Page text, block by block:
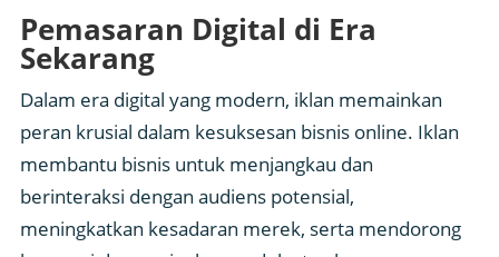
Pemasaran Digital di Era
Sekarang
Dalam era digital yang modern, iklan memainkan
peran krusial dalam kesuksesan bisnis online. Iklan
membantu bisnis untuk menjangkau dan
berinteraksi dengan audiens potensial,
meningkatkan kesadaran merek, serta mendorong